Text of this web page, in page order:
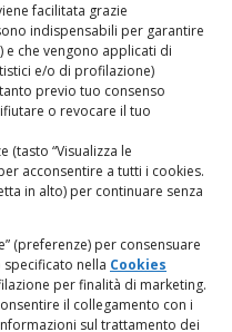
facilitata grazie
indispensabili per garantire
e che vengono applicati di
e/o di profilazione)
previo tuo consenso
o revocare il tuo
(tasto “Visualizza le
acconsentire a tutti i cookies.
in alto) per continuare senza
(preferenze) per consensuare
nella Cookies
per finalità di marketing.
il collegamento con i
sul trattamento dei
presso il Tribunale di
Direttore responsabile:
di dati personali e dati